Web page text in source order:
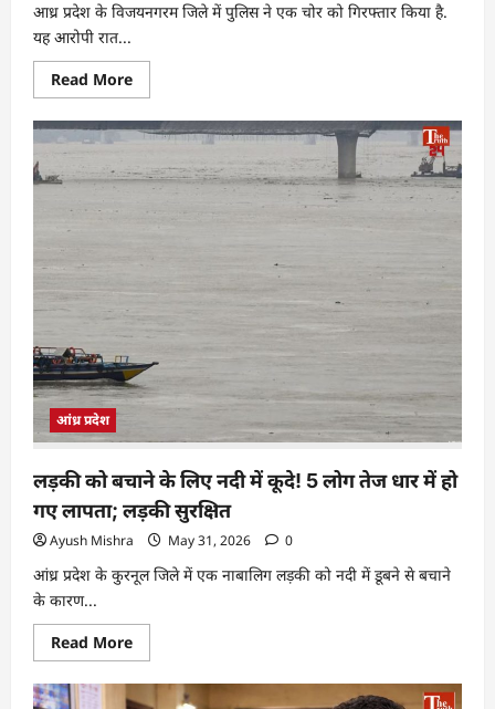
आध्र प्रदेश के विजयनगरम जिले में पुलिस ने एक चोर को गिरफ्तार किया है.
यह आरोपी रात...
Read More
आंध्र प्रदेश
लड़की को बचाने के लिए नदी में कूदे! 5 लोग तेज धार में हो
गए लापता; लड़की सुरक्षित
Ayush Mishra May 31, 2026 0
आंध्र प्रदेश के कुरनूल जिले में एक नाबालिग लड़की को नदी में डूबने से बचाने
के कारण...
Read More